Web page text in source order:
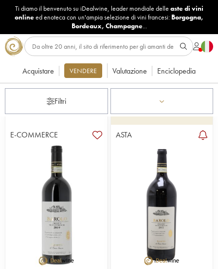
Ti diamo il benvenuto su iDealwine, leader mondiale delle aste di vini
onlineed enoteca con un'ampia selezione di vini francesi: Borgogna,
Bordeaux, Champagne...
Acquistare VENDERE Valutazione Enciclopedia
Filtri
E-COMMERCE ASTA